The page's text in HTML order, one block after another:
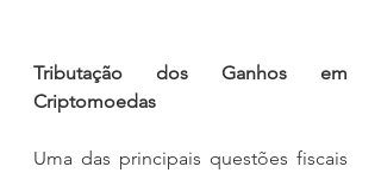
Tributação dos Ganhos em
Criptomoedas
Uma das principais questões fiscais